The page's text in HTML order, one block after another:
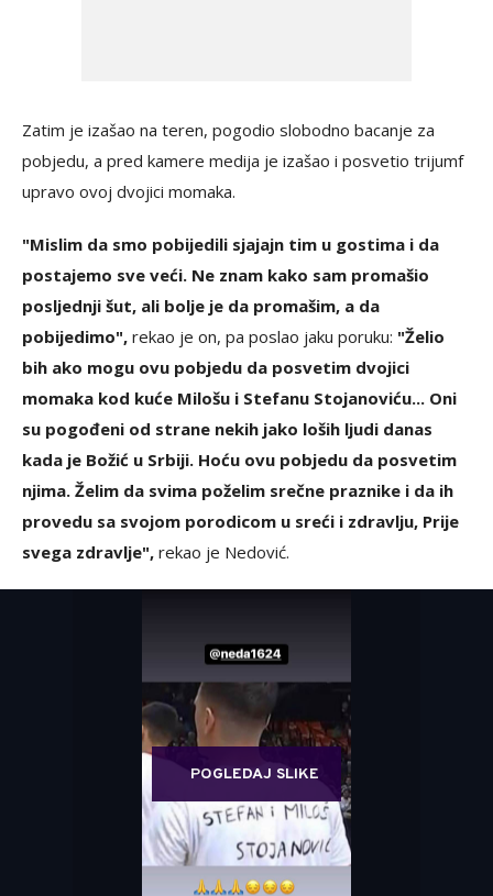
Zatim je izašao na teren, pogodio slobodno bacanje za
pobjedu, a pred kamere medija je izašao i posvetio trijumf
upravo ovoj dvojici momaka.
"Mislim da smo pobijedili sjajajn tim u gostima i da
postajemo sve veći. Ne znam kako sam promašio
posljednji šut, ali bolje je da promašim, a da
pobijedimo", rekao je on, pa poslao jaku poruku: "Želio
bih ako mogu ovu pobjedu da posvetim dvojici
momaka kod kuće Milošu i Stefanu Stojanoviću... Oni
su pogođeni od strane nekih jako loših ljudi danas
kada je Božić u Srbiji. Hoću ovu pobjedu da posvetim
njima. Želim da svima poželim srečne praznike i da ih
provedu sa svojom porodicom u sreći i zdravlju, Prije
svega zdravlje", rekao je Nedović.
POGLEDAJ SLIKE